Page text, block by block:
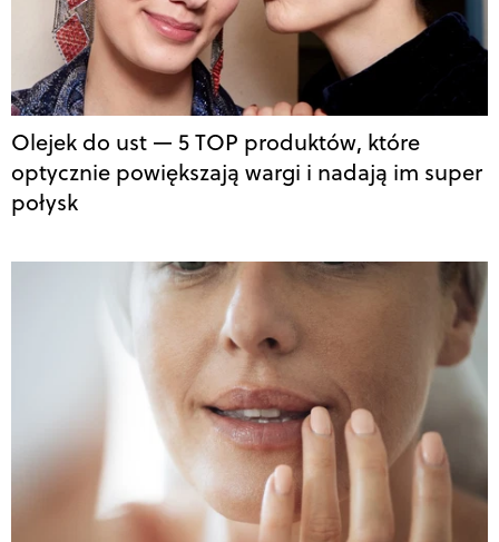
Olejek do ust — 5 TOP produktów, które
optycznie powiększają wargi i nadają im super
połysk